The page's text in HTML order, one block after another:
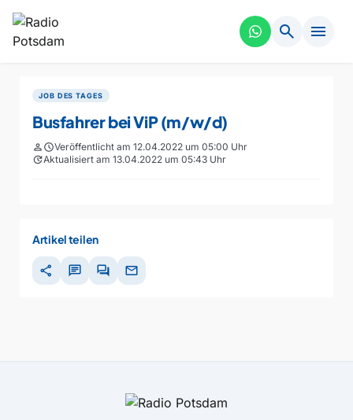
search menu
JOB DES TAGES
Busfahrer bei ViP (m/w/d)
personscheduleVeröffentlicht am 12.04.2022 um 05:00 Uhr
updateAktualisiert am 13.04.2022 um 05:43 Uhr
Artikel teilen
share chat forum mail